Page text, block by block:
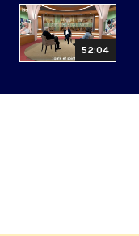
52:04